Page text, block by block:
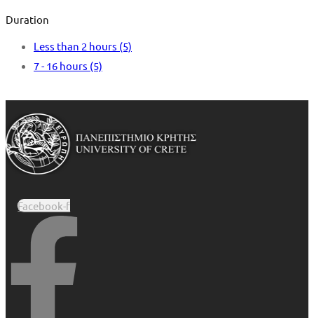
Duration
Less than 2 hours (5)
7 - 16 hours (5)
Facebook-f